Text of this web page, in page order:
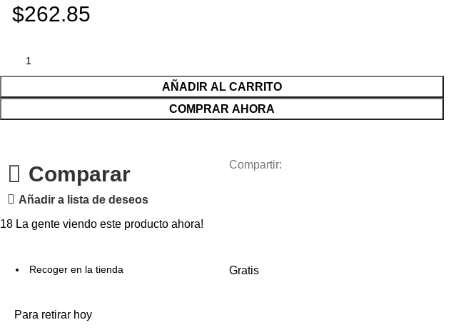
$262.85
AÑADIR AL CARRITO
COMPRAR AHORA
Comparar
Añadir a lista de deseos
Compartir:
18 La gente viendo este producto ahora!
Recoger en la tienda
Para retirar hoy
Gratis